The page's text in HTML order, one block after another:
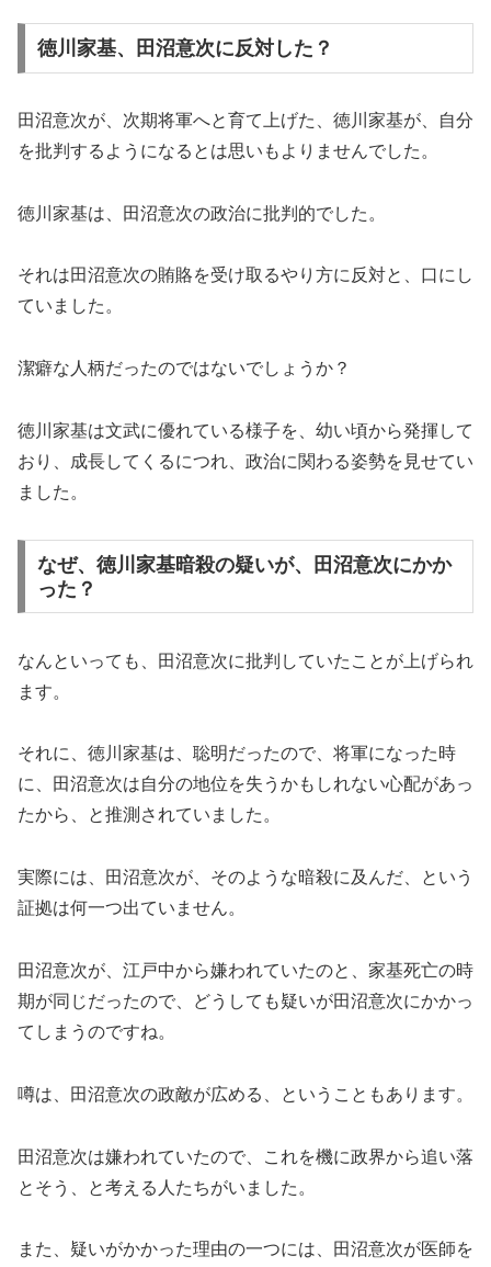
徳川家基、田沼意次に反対した？
田沼意次が、次期将軍へと育て上げた、徳川家基が、自分
を批判するようになるとは思いもよりませんでした。
徳川家基は、田沼意次の政治に批判的でした。
それは田沼意次の賄賂を受け取るやり方に反対と、口にし
ていました。
潔癖な人柄だったのではないでしょうか？
徳川家基は文武に優れている様子を、幼い頃から発揮して
おり、成長してくるにつれ、政治に関わる姿勢を見せてい
ました。
なぜ、徳川家基暗殺の疑いが、田沼意次にかか
った？
なんといっても、田沼意次に批判していたことが上げられ
ます。
それに、徳川家基は、聡明だったので、将軍になった時
に、田沼意次は自分の地位を失うかもしれない心配があっ
たから、と推測されていました。
実際には、田沼意次が、そのような暗殺に及んだ、という
証拠は何一つ出ていません。
田沼意次が、江戸中から嫌われていたのと、家基死亡の時
期が同じだったので、どうしても疑いが田沼意次にかかっ
てしまうのですね。
噂は、田沼意次の政敵が広める、ということもあります。
田沼意次は嫌われていたので、これを機に政界から追い落
とそう、と考える人たちがいました。
また、疑いがかかった理由の一つには、田沼意次が医師を